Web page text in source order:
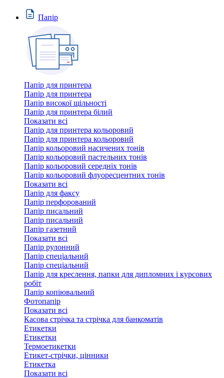
Пaпiр
Папір для принтера
Папір для принтера
Папір високої щільності
Папір для принтера білий
Показати всі
Папір для принтера кольоровий
Папір для принтера кольоровий
Папір кольоровий насичених тонів
Папір кольоровий пастельних тонів
Папір кольоровий середніх тонів
Папір кольоровий флуоресцентних тонів
Показати всі
Папір для факсу
Папір перфорований
Папір писальний
Папір писальний
Папір газетний
Показати всі
Папір рулонний
Папір спеціальний
Папір спеціальний
Папір для креслення, папки для дипломних і курсових
робіт
Папір копіювальний
Фотопапір
Показати всі
Касова стрічка та стрічка для банкоматів
Етикетки
Етикетки
Термоетикетки
Етикет-стрічки, цінники
Етикетка
Показати всі